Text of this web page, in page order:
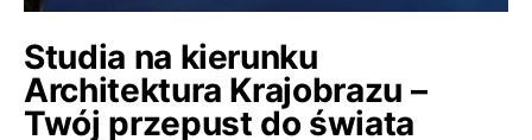
Studia na kierunku
Architektura Krajobrazu –
Twój przepust do świata